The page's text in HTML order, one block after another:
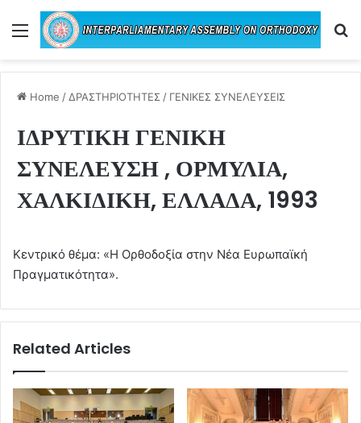
Menu
Home / ΔΡΑΣΤΗΡΙΟΤΗΤΕΣ / ΓΕΝΙΚΕΣ ΣΥΝΕΛΕΥΣΕΙΣ
ΙΔΡΥΤΙΚΗ ΓΕΝΙΚΗ
ΣΥΝΕΛΕΥΣΗ , ΟΡΜΥΛΙΑ,
ΧΑΛΚΙΔΙΚΗ, ΕΛΛΑΔΑ, 1993
Κεντρικό θέμα: «Η Ορθοδοξία στην Νέα Ευρωπαϊκή
Πραγματικότητα».
Related Articles